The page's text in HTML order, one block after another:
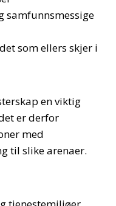
samfunnsmessige
som ellers skjer i
en viktig
er derfor
med
til slike arenaer.